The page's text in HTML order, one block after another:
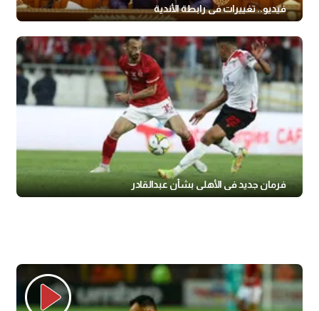
فيديو.. تغييرات في رابطة الأندية
فرمان جديد في الأهلي بشأن عبدالقادر